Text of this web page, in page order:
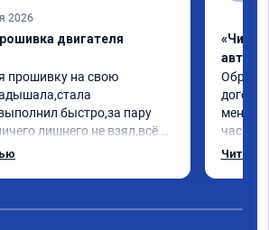
2026
двигателя
прошивку на свою
быстро,за пару
лишнего не взял,всё
заранее.После работы
авто.Однозначно
как грамотного
«Чип
меня
час
Арман
Читать